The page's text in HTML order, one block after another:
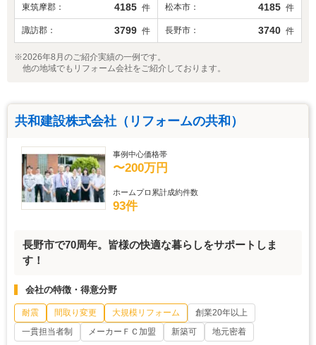
東筑摩郡 4185 件 松本市 4185 件
諏訪郡 3799 件 長野市 3740 件
※2026年8月のご紹介実績の一例です。
他の地域でもリフォーム会社をご紹介しております。
共和建設株式会社（リフォームの共和）
事例中心価格帯
〜200万円
ホームプロ累計成約件数
93件
長野市で70周年。皆様の快適な暮らしをサポートしま
す！
会社の特徴・得意分野
耐震 間取り変更 大規模リフォーム
創業20年以上
一貫担当者制
メーカーＦＣ加盟 新築可 地元密着